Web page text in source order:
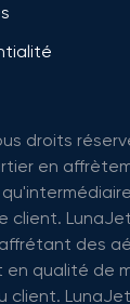
droits
en
client.
des
qualité de
client.